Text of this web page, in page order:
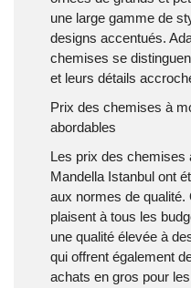
une large gamme de
designs accentués.
chemises se
et leurs détails
Prix des chemises à
abordables
Les prix des chemises
Mandella Istanbul ont
aux normes de qualité.
plaisent à tous les
une qualité élevée à
qui offrent également
achats en gros pour